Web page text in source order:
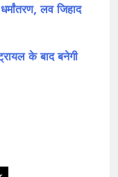
लव जिहाद
के बाद बनेगी